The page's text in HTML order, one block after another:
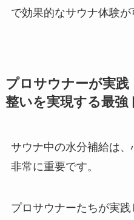
で効果的なサウナ体験が
プロサウナーが実
整いを実現する最強
サウナ中の水分補給は
非常に重要です。
プロサウナーたちが実践